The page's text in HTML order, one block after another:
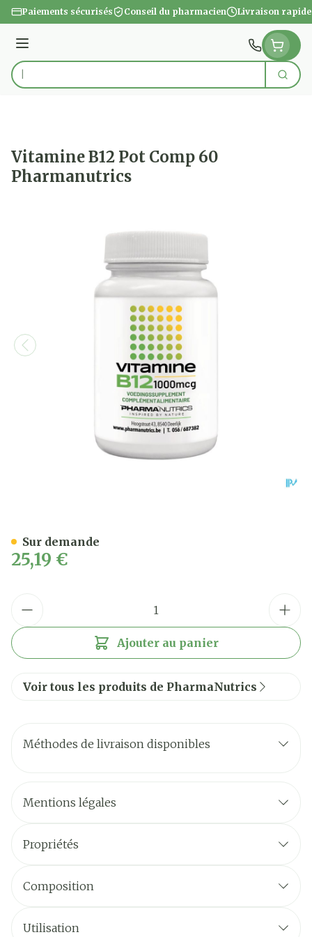
Aller au contenu
Paiements sécurisés Conseil du pharmacien Livraison rapide
Menu
Rechercher
Vitamine B12 Pot Comp 60
Pharmanutrics
25,19 €
Ajouter au panier
Sur demande
Voir tous les produits de PharmaNutrics
Méthodes de livraison disponibles
Mentions légales
Propriétés
Composition
Utilisation